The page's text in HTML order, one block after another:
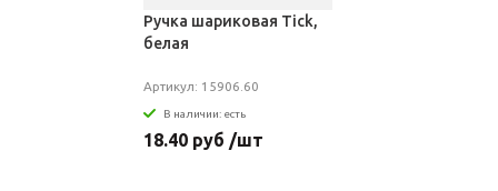
Ручка шариковая Tick,
белая
Артикул: 15906.60
В наличии: есть
18.40 руб /шт